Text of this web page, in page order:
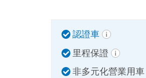
認證車
里程保證
非多元化營業用車